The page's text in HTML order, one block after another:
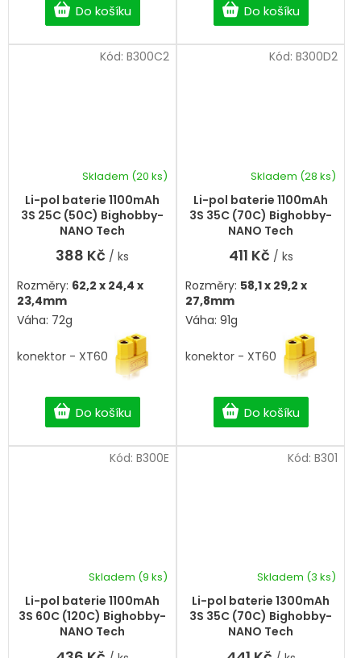
Do košíku Do košíku
Li-pol baterie 1100mAh
3S 25C (50C) Bighobby-
NANO Tech
Skladem (20 ks)
388 Kč / ks
Do košíku
Rozměry: 62,2 x 24,4 x
23,4mm
Váha: 72g
konektor - XT60
Kód: B300C2
Li-pol baterie 1100mAh
3S 35C (70C) Bighobby-
NANO Tech
hodnocení
produktu
hvězdiček.
Skladem (28 ks)
411 Kč / ks
Do košíku
Rozměry: 58,1 x 29,2 x
27,8mm
Váha: 91g
konektor - XT60
Kód: B300D2
Li-pol baterie 1100mAh
3S 60C (120C) Bighobby-
NANO Tech
Skladem (9 ks)
Kód: B300E
Li-pol baterie 1300mAh
3S 35C (70C) Bighobby-
NANO Tech
Skladem (3 ks)
Kód: B301